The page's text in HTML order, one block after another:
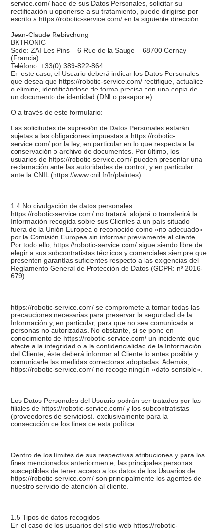
service.com/ hace de sus Datos Personales, solicitar su
rectificación u oponerse a su tratamiento, puede dirigirse por
escrito a https://robotic-service.com/ en la siguiente dirección
Jean-Claude Rebischung
BKTRONIC
Sede: ZAI Les Pins – 6 Rue de la Sauge – 68700 Cernay
(Francia)
Teléfono: +33(0) 389-822-864
En este caso, el Usuario deberá indicar los Datos Personales
que desea que https://robotic-service.com/ rectifique, actualice
o elimine, identificándose de forma precisa con una copia de
un documento de identidad (DNI o pasaporte).
O a través de este formulario:
Las solicitudes de supresión de Datos Personales estarán
sujetas a las obligaciones impuestas a https://robotic-
service.com/ por la ley, en particular en lo que respecta a la
conservación o archivo de documentos. Por último, los
usuarios de https://robotic-service.com/ pueden presentar una
reclamación ante las autoridades de control, y en particular
ante la CNIL (https://www.cnil.fr/fr/plaintes).
1.4 No divulgación de datos personales
https://robotic-service.com/ no tratará, alojará o transferirá la
Información recogida sobre sus Clientes a un país situado
fuera de la Unión Europea o reconocido como «no adecuado»
por la Comisión Europea sin informar previamente al cliente.
Por todo ello, https://robotic-service.com/ sigue siendo libre de
elegir a sus subcontratistas técnicos y comerciales siempre que
presenten garantías suficientes respecto a las exigencias del
Reglamento General de Protección de Datos (GDPR: nº 2016-
679).
https://robotic-service.com/ se compromete a tomar todas las
precauciones necesarias para preservar la seguridad de la
Información y, en particular, para que no sea comunicada a
personas no autorizadas. No obstante, si se pone en
conocimiento de https://robotic-service.com/ un incidente que
afecte a la integridad o a la confidencialidad de la Información
del Cliente, éste deberá informar al Cliente lo antes posible y
comunicarle las medidas correctoras adoptadas. Además,
https://robotic-service.com/ no recoge ningún «dato sensible».
Los Datos Personales del Usuario podrán ser tratados por las
filiales de https://robotic-service.com/ y los subcontratistas
(proveedores de servicios), exclusivamente para la
consecución de los fines de esta política.
Dentro de los límites de sus respectivas atribuciones y para los
fines mencionados anteriormente, las principales personas
susceptibles de tener acceso a los datos de los Usuarios de
https://robotic-service.com/ son principalmente los agentes de
nuestro servicio de atención al cliente.
1.5 Tipos de datos recogidos
En el caso de los usuarios del sitio web https://robotic-